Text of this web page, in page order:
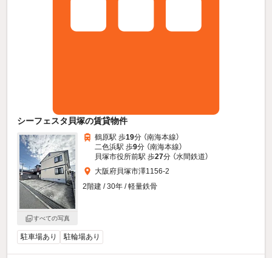
シーフェスタ貝塚の賃貸物件
すべての写真
鶴原駅 歩19分 （南海本線）
二色浜駅 歩9分 （南海本線）
貝塚市役所前駅 歩27分 （水間鉄道）
大阪府貝塚市澤1156-2
2階建 / 30年 / 軽量鉄骨
駐車場あり 駐輪場あり